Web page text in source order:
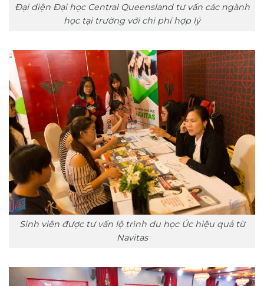
Đại diện Đại học Central Queensland tư vấn các ngành
học tại trường với chi phí hợp lý
Sinh viên được tư vấn lộ trình du học Úc hiệu quả từ
Navitas